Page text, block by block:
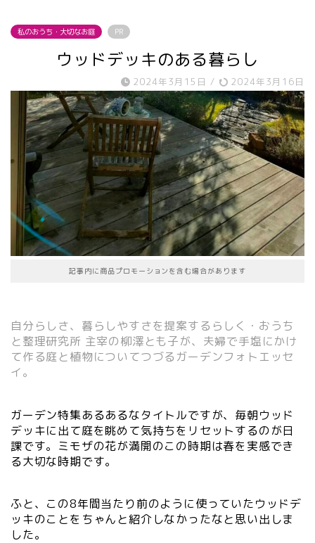
私のおうち・大切なお庭 PR
ウッドデッキのある暮らし
2024年3月15日 / 2024年3月16日
記事内に商品プロモーションを含む場合があります
自分らしさ、暮らしやすさを提案するらしく・おうち
と整理研究所 主宰の柳澤とも子が、夫婦で手塩にかけ
て作る庭と植物についてつづるガーデンフォトエッセ
イ。
ガーデン特集あるあるなタイトルですが、毎朝ウッド
デッキに出て庭を眺めて気持ちをリセットするのが日
課です。ミモザの花が満開のこの時期は春を実感でき
る大切な時期です。
ふと、この8年間当たり前のように使っていたウッドデ
ッキのことをちゃんと紹介しなかったなと思い出しま
した。